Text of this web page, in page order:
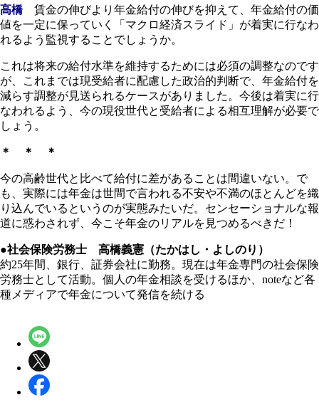
高橋賃金の伸びより年金給付の伸びを抑えて、年金給付の価
値を一定に保っていく「マクロ経済スライド」が着実に行なわ
れるよう監視することでしょうか。
これは将来の給付水準を維持するためには必須の調整なのです
が、これまでは現受給者に配慮した政治的判断で、年金給付を
減らす調整が見送られるケースがありました。今後は着実に行
なわれるよう、今の現役世代と受給者による相互理解が必要で
しょう。
＊ ＊ ＊
今の高齢世代と比べて給付に差があることは間違いない。で
も、実際には年金は世間で言われる不安や不満のほとんどを織
り込んでいるというのが実態みたいだ。センセーショナルな報
道に惑わされず、今こそ年金のリアルを見つめるべきだ！
●社会保険労務士 高橋義憲（たかはし・よしのり）
約25年間、銀行、証券会社に勤務。現在は年金専門の社会保険
労務士として活動。個人の年金相談を受けるほか、noteなど各
種メディアで年金について発信を続ける